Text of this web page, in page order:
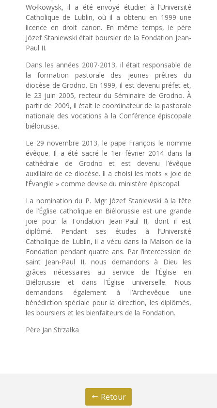
Wołkowysk, il a été envoyé étudier à l’Université
Catholique de Lublin, où il a obtenu en 1999 une
licence en droit canon. En même temps, le père
Józef Staniewski était boursier de la Fondation Jean-
Paul II.
Dans les années 2007-2013, il était responsable de
la formation pastorale des jeunes prêtres du
diocèse de Grodno. En 1999, il est devenu préfet et,
le 23 juin 2005, recteur du Séminaire de Grodno. À
partir de 2009, il était le coordinateur de la pastorale
nationale des vocations à la Conférence épiscopale
biélorusse.
Le 29 novembre 2013, le pape François le nomme
évêque. Il a été sacré le 1er février 2014 dans la
cathédrale de Grodno et est devenu l’évêque
auxiliaire de ce diocèse. Il a choisi les mots « joie de
l’Évangile » comme devise du ministère épiscopal.
La nomination du P. Mgr Józef Staniewski à la tête
de l’Église catholique en Biélorussie est une grande
joie pour la Fondation Jean-Paul II, dont il est
diplômé. Pendant ses études à l’Université
Catholique de Lublin, il a vécu dans la Maison de la
Fondation pendant quatre ans. Par l’intercession de
saint Jean-Paul II, nous demandons à Dieu les
grâces nécessaires au service de l’Église en
Biélorussie et dans l’Église universelle. Nous
demandons également à l’Archevêque une
bénédiction spéciale pour la direction, les diplômés,
les boursiers et les bienfaiteurs de la Fondation.
Père Jan Strzałka
Retour